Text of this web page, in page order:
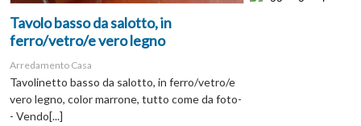
Tavolo basso da salotto, in
ferro/vetro/e vero legno
Arredamento Casa
Tavolinetto basso da salotto, in ferro/vetro/e
vero legno, color marrone, tutto come da foto-
- Vendo[...]